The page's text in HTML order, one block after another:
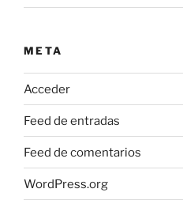
META
Acceder
Feed de entradas
Feed de comentarios
WordPress.org